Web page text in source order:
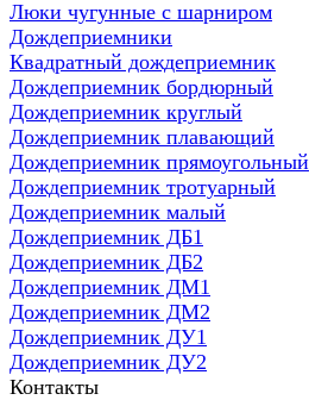
Люки чугунные с шарниром
Дождеприемники
Квадратный дождеприемник
Дождеприемник бордюрный
Дождеприемник круглый
Дождеприемник плавающий
Дождеприемник прямоугольный
Дождеприемник тротуарный
Дождеприемник малый
Дождеприемник ДБ1
Дождеприемник ДБ2
Дождеприемник ДМ1
Дождеприемник ДМ2
Дождеприемник ДУ1
Дождеприемник ДУ2
Контакты